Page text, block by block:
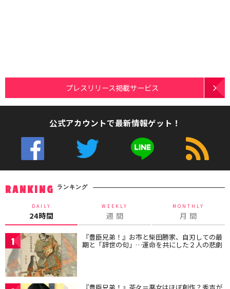
プレスリリース掲載サービス
公式アカウントで最新情報ゲット！
RANKING ランキング
DAILY
24時間
WEEKLY
週 間
MONTHLY
月 間
1 『豊臣兄弟！』お市と柴田勝家、自刃しての最
期と「辞世の句」…運命を共にした２人の悲劇